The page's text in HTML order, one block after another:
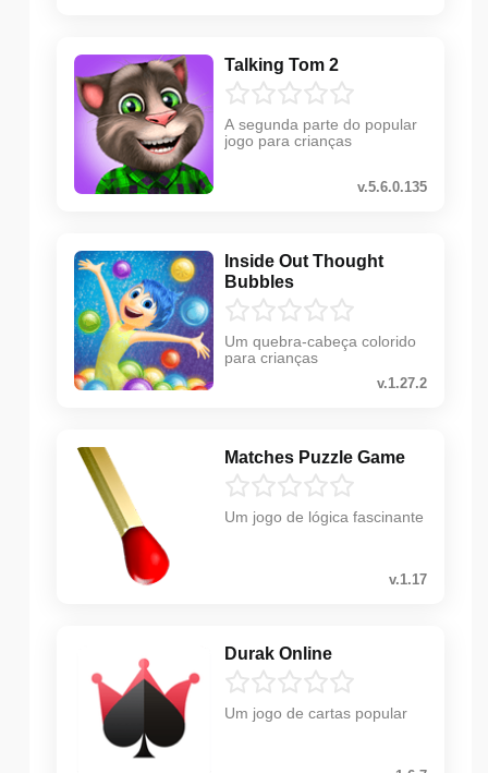
Talking Tom 2
A segunda parte do popular
jogo para crianças
v.5.6.0.135
Inside Out Thought
Bubbles
Um quebra-cabeça colorido
para crianças
v.1.27.2
Matches Puzzle Game
Um jogo de lógica fascinante
v.1.17
Durak Online
Um jogo de cartas popular